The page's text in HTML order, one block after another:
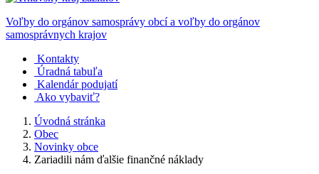
Voľby do orgánov samosprávy obcí a voľby do orgánov
samosprávnych krajov
Kontakty
Úradná tabuľa
Kalendár podujatí
Ako vybaviť?
Úvodná stránka
Obec
Novinky obce
Zariadili nám ďalšie finančné náklady